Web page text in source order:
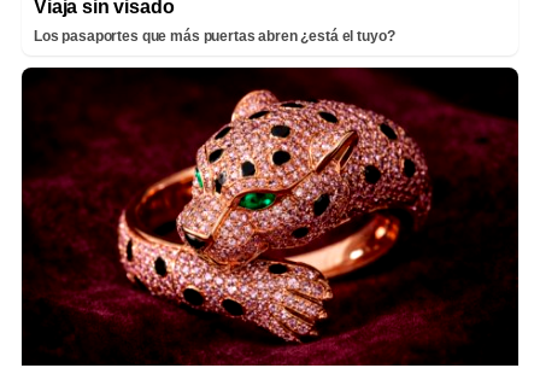
Viaja sin visado
Los pasaportes que más puertas abren ¿está el tuyo?